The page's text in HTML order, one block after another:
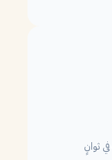
ثوانٍ